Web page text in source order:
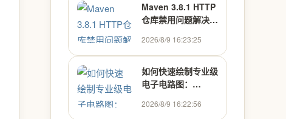
Maven 3.8.1 HTTP
仓库禁用问题解决方
2026/8/9 16:23:25
如何快速绘制专业级
电子电路图：
指南
2026/8/9 16:22:56